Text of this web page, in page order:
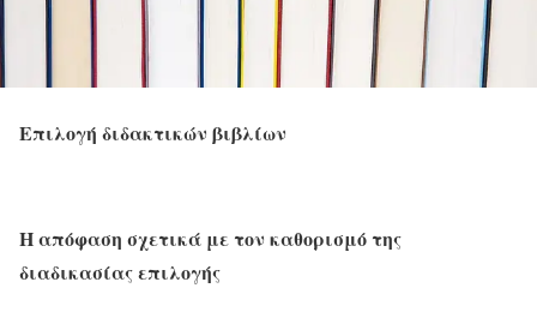
Επιλογή διδακτικών βιβλίων
Η απόφαση σχετικά με τον καθορισμό της
διαδικασίας επιλογής